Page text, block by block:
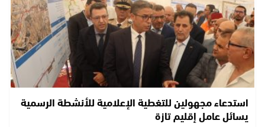
استدعاء مجهولين للتغطية الإعلامية للأنشطة الرسمية
يسائل عامل إقليم تازة